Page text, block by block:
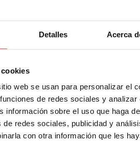
Detalles Acerca
web se usan para personalizar el
de redes sociales y analizar
información sobre el uso que haga
de redes sociales, publicidad y
con otra información que les